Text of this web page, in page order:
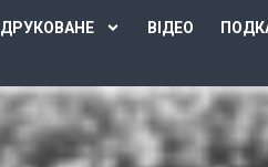
ДРУКОВАНЕ ВІДЕО